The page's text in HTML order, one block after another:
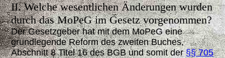
II. Welche wesentlichen Änderungen wurden
durch das MoPeG im Gesetz vorgenommen?
Der Gesetzgeber hat mit dem MoPeG eine
grundlegende Reform des zweiten Buches,
Abschnitt 8 Titel 16 des BGB und somit der§§ 705